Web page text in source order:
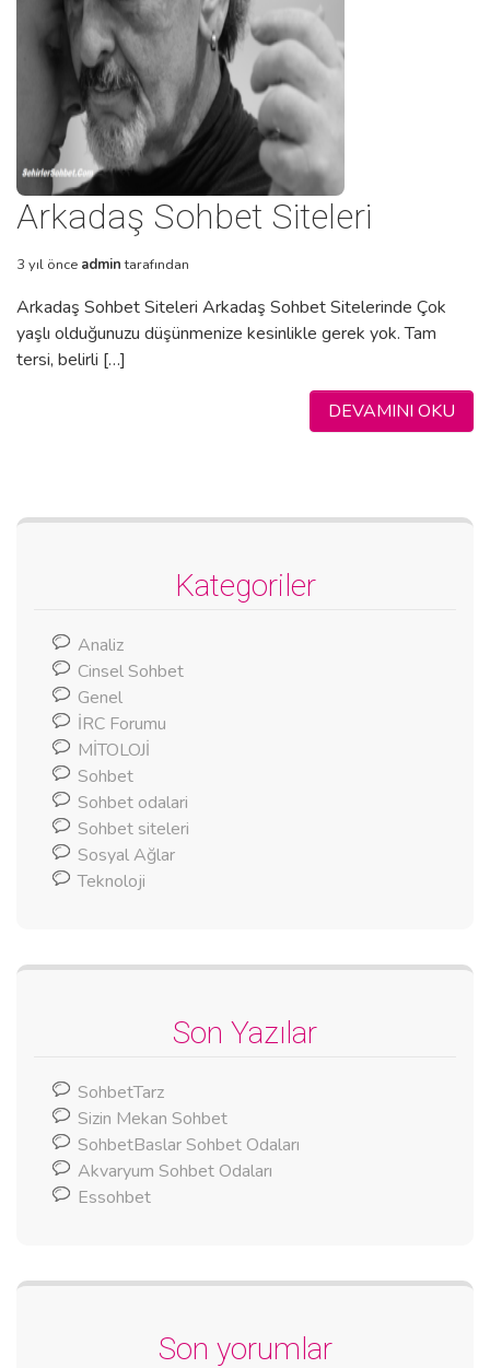
Arkadaş Sohbet Siteleri
3 yıl önce admintarafından
Arkadaş Sohbet Siteleri Arkadaş Sohbet Sitelerinde Çok
yaşlı olduğunuzu düşünmenize kesinlikle gerek yok. Tam
tersi, belirli […]
DEVAMINI OKU
Kategoriler
Analiz
Cinsel Sohbet
Genel
İRC Forumu
MİTOLOJİ
Sohbet
Sohbet odalari
Sohbet siteleri
Sosyal Ağlar
Teknoloji
Son Yazılar
SohbetTarz
Sizin Mekan Sohbet
SohbetBaslar Sohbet Odaları
Akvaryum Sohbet Odaları
Essohbet
Son yorumlar